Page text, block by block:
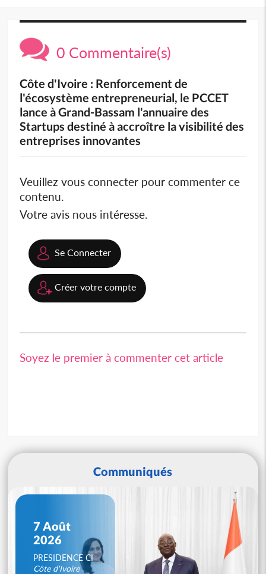
0 Commentaire(s)
Côte d'Ivoire : Renforcement de
l'écosystème entrepreneurial, le PCCET
lance à Grand-Bassam l'annuaire des
Startups destiné à accroître la visibilité des
entreprises innovantes
Veuillez vous connecter pour commenter ce
contenu.
Votre avis nous intéresse.
Se Connecter
Créer votre compte
Soyez le premier à commenter cet article
Communiqués
7 Août
2026
PRESIDENCE CI
Côte d'Ivoire